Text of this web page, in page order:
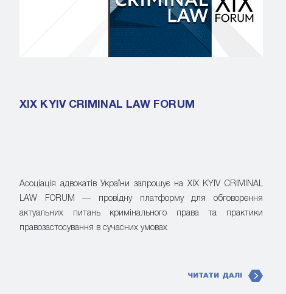
XIX KYIV CRIMINAL LAW FORUM
Асоціація адвокатів України запрошує на XIX KYIV CRIMINAL
LAW FORUM — провідну платформу для обговорення
актуальних питань кримінального права та практики
правозастосування в сучасних умовах
ЧИТАТИ ДАЛІ